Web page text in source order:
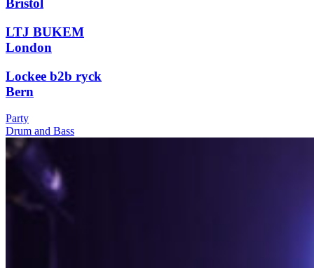
Bristol
LTJ BUKEM
London
Lockee b2b ryck
Bern
Party
Drum and Bass